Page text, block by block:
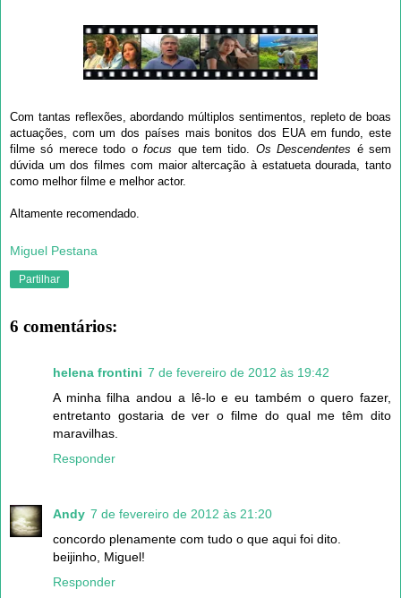
Com tantas reflexões, abordando múltiplos sentimentos, repleto de boas
actuações, com um dos países mais bonitos dos EUA em fundo, este
filme só merece todo ofocus que tem tido. Os Descendentes é sem
dúvida um dos filmes com maior altercação à estatueta dourada, tanto
como melhor filme e melhor actor.
Altamente recomendado.
Miguel Pestana
Partilhar
6 comentários:
helena frontini 7 de fevereiro de 2012 às 19:42
A minha filha andou a lê-lo e eu também o quero fazer,
entretanto gostaria de ver o filme do qual me têm dito
maravilhas.
Responder
Andy 7 de fevereiro de 2012 às 21:20
concordo plenamente com tudo o que aqui foi dito.
beijinho, Miguel!
Responder